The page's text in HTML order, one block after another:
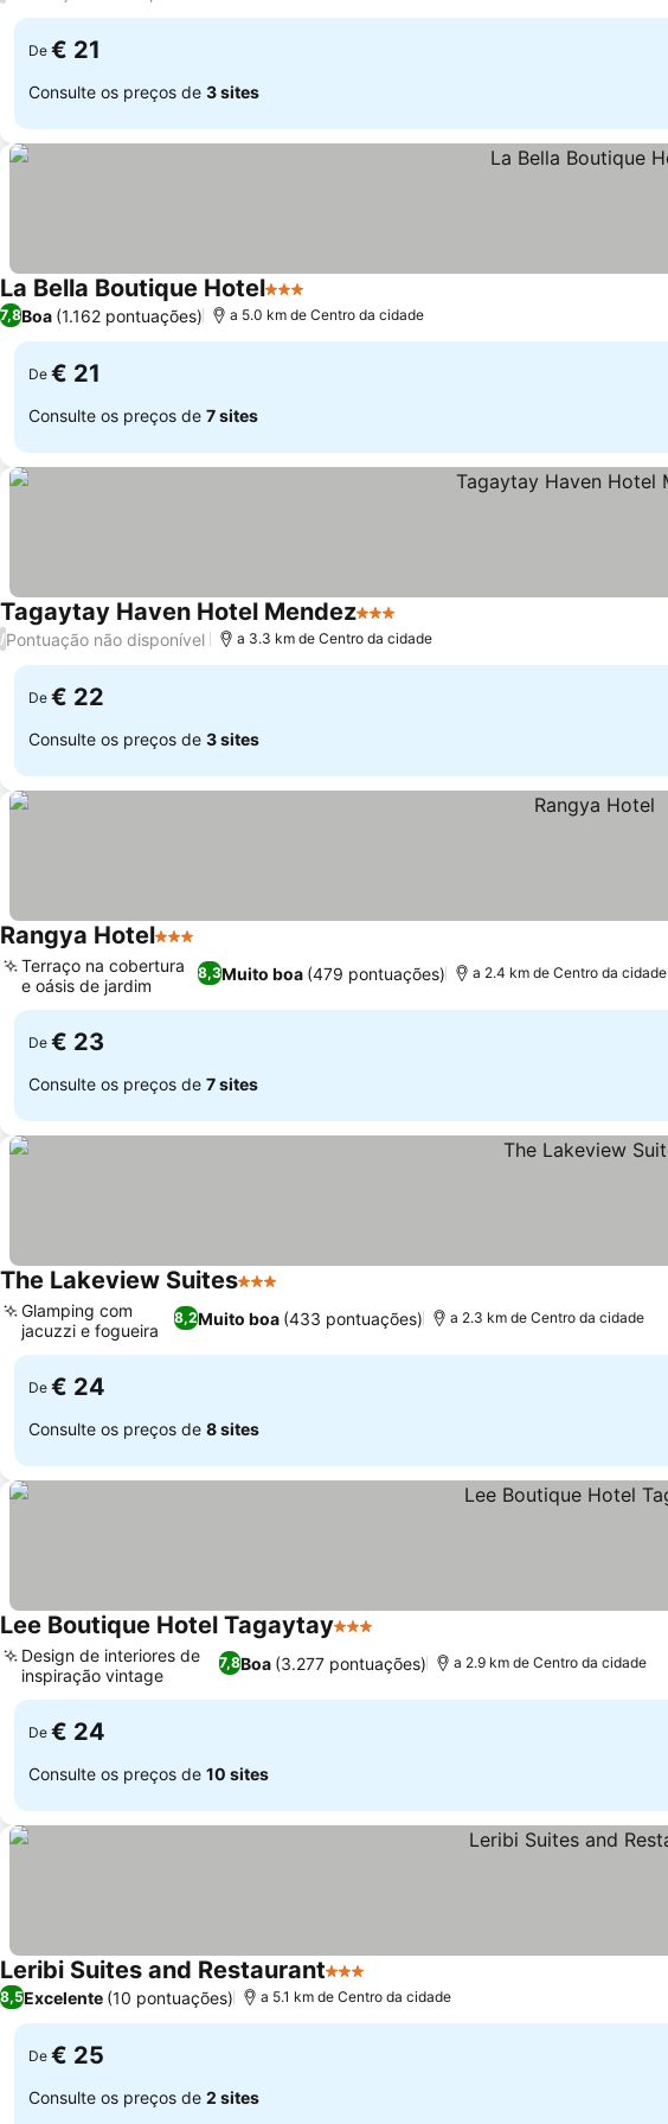
De € 21
Consulte os preços de 3 sites
La Bella Boutique Hotel3 Estrelas
7,8Boa (1.162 pontuações) a 5.0 km de Centro da cidade
De € 21
Consulte os preços de 7 sites
Tagaytay Haven Hotel Mendez3 Estrelas
/Pontuação não disponível a 3.3 km de Centro da cidade
De € 22
Consulte os preços de 3 sites
Rangya Hotel3 Estrelas
8,3Muito boa (479 pontuações)
Terraço na cobertura
e oásis de jardim
a 2.4 km de Centro da cidade
De € 23
Consulte os preços de 7 sites
The Lakeview Suites3 Estrelas
8,2Muito boa (433 pontuações)
Glamping com
jacuzzi e fogueira
a 2.3 km de Centro da cidade
De € 24
Consulte os preços de 8 sites
Lee Boutique Hotel Tagaytay3 Estrelas
7,8Boa (3.277 pontuações)
Design de interiores de
inspiração vintage
a 2.9 km de Centro da cidade
De € 24
Consulte os preços de 10 sites
Leribi Suites and Restaurant3 Estrelas
8,5Excelente (10 pontuações) a 5.1 km de Centro da cidade
De € 25
Consulte os preços de 2 sites